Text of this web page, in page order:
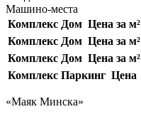
Машино-места
Комплекс Дом Цена за м²
Комплекс Дом Цена за м²
Комплекс Дом Цена за м²
Комплекс Паркинг Цена
«Маяк Минска»